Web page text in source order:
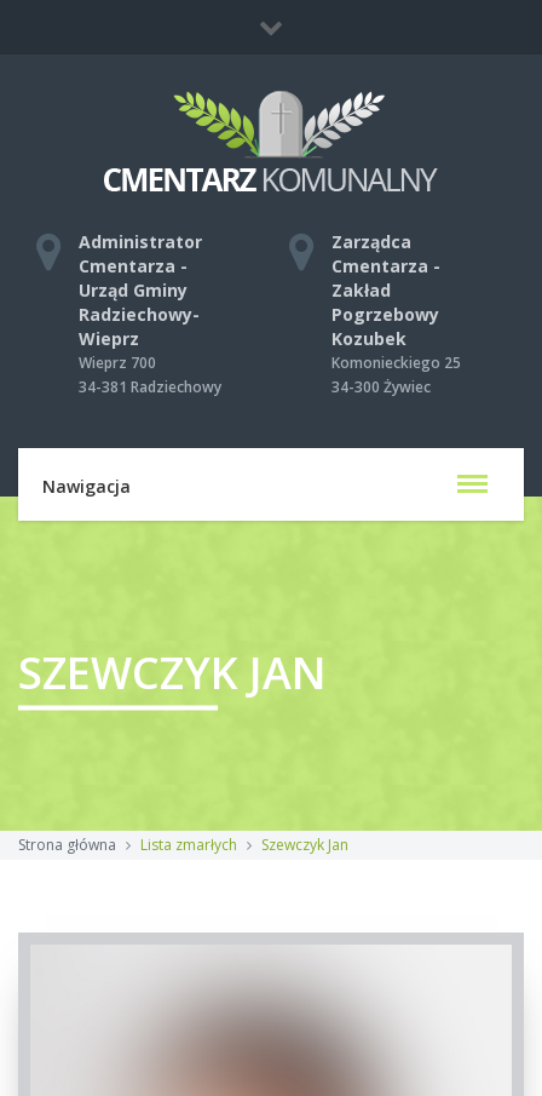
Co zrobić, gdy umrze ktoś bliski?
Kontakt
Administrator
Cmentarza -
Urząd Gminy
Radziechowy-
Wieprz
Wieprz 700
34-381 Radziechowy
Zarządca
Cmentarza -
Zakład
Pogrzebowy
Kozubek
Komonieckiego 25
34-300 Żywiec
Nawigacja
SZEWCZYK JAN
Strona główna Lista zmarłych Szewczyk Jan